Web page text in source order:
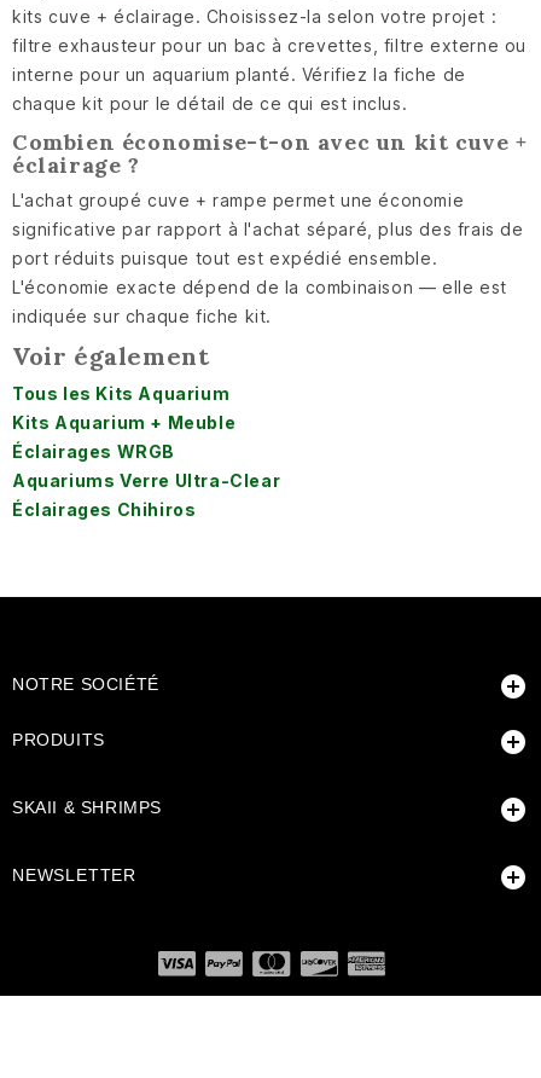
kits cuve + éclairage. Choisissez-la selon votre projet :
filtre exhausteur pour un bac à crevettes, filtre externe ou
interne pour un aquarium planté. Vérifiez la fiche de
chaque kit pour le détail de ce qui est inclus.
Combien économise-t-on avec un kit cuve +
éclairage ?
L'achat groupé cuve + rampe permet une économie
significative par rapport à l'achat séparé, plus des frais de
port réduits puisque tout est expédié ensemble.
L'économie exacte dépend de la combinaison — elle est
indiquée sur chaque fiche kit.
Voir également
Tous les Kits Aquarium
Kits Aquarium + Meuble
Éclairages WRGB
Aquariums Verre Ultra-Clear
Éclairages Chihiros
NOTRE SOCIÉTÉ 
PRODUITS 
SKAII & SHRIMPS 
NEWSLETTER 